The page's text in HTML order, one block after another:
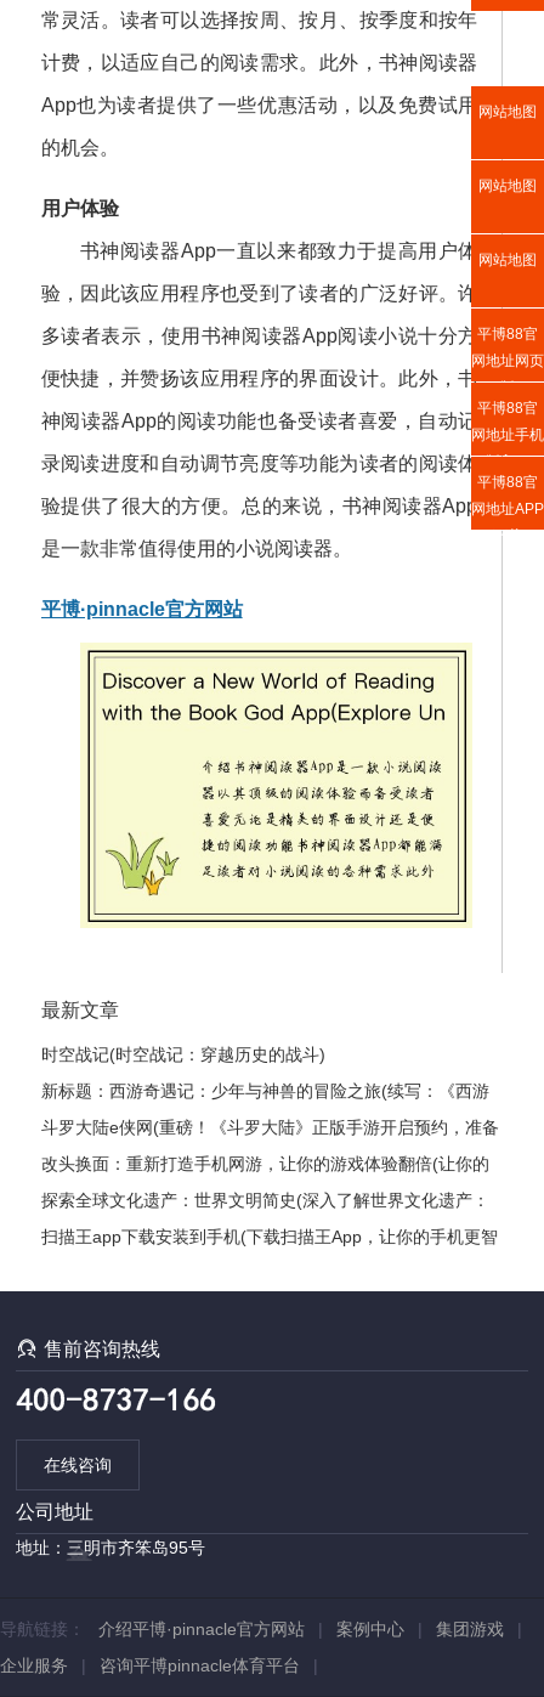
常灵活。读者可以选择按周、按月、按季度和按年
计费，以适应自己的阅读需求。此外，书神阅读器
App也为读者提供了一些优惠活动，以及免费试用
的机会。
用户体验
书神阅读器App一直以来都致力于提高用户体
验，因此该应用程序也受到了读者的广泛好评。许
多读者表示，使用书神阅读器App阅读小说十分方
便快捷，并赞扬该应用程序的界面设计。此外，书
神阅读器App的阅读功能也备受读者喜爱，自动记
录阅读进度和自动调节亮度等功能为读者的阅读体
验提供了很大的方便。总的来说，书神阅读器App
是一款非常值得使用的小说阅读器。
平博·pinnacle官方网站
最新文章
时空战记(时空战记：穿越历史的战斗)
新标题：西游奇遇记：少年与神兽的冒险之旅(续写：《西游
奇遇记：少年与神兽的冒险之旅》的继续探险)
斗罗大陆e侠网(重磅！《斗罗大陆》正版手游开启预约，准备
好了吗？)
改头换面：重新打造手机网游，让你的游戏体验翻倍(让你的
游戏体验翻倍：打造全新手机网游)
探索全球文化遗产：世界文明简史(深入了解世界文化遗产：
探索各国文明发展编年史)
扫描王app下载安装到手机(下载扫描王App，让你的手机更智
售前咨询热线
在线咨询
公司地址
地址：三明市齐笨岛95号
导航链接： 介绍平博·pinnacle官方网站 | 案例中心 | 集团游戏 |
企业服务 | 咨询平博pinnacle体育平台 |
网站地图
网站地图
网站地图
平博88官
网地址网页
版
平博88官
网地址手机
版入口
平博88官
网地址APP
下载